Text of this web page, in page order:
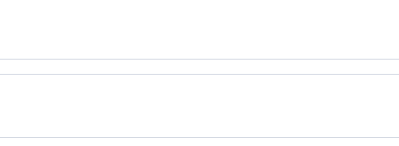
potrzebne produkty z linii Madagascar Centella w